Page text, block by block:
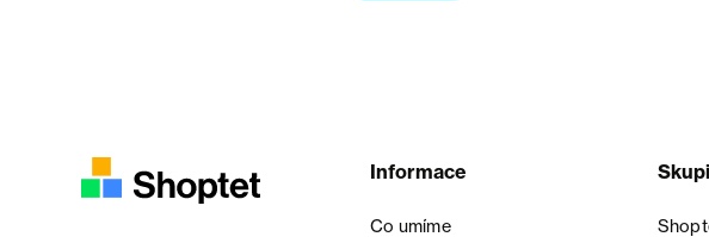
Informace
Co umíme